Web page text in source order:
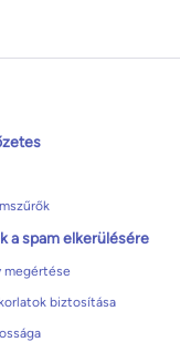
a spam elkerülésére
megértése
biztosítása